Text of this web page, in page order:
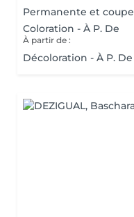
Permanente et coupe
Coloration - À P. De
À partir de :
Décoloration - À P. De